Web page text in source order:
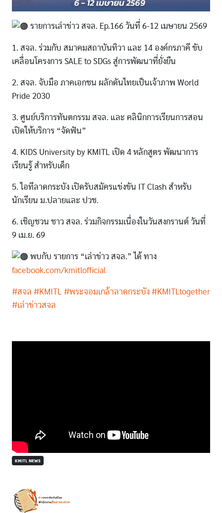
รายการเล่าข่าว สจล. Ep.166 วันที่ 6-12 เมษายน 2569
1. สจล. ร่วมกับ สมาคมสถาบันทิวา และ 14 องค์กรภาคี ขับ
เคลื่อนโครงการ SALE to SDGs สู่การพัฒนาที่ยั่งยืน
2. สจล. จับมือ ภาคเอกชน ผลักดันไทยเป็นเจ้าภาพ World
Pride 2030
3. ศูนย์บริการทันตกรรม สจล. และ คลินิกการเรียนการสอน
เปิดให้บริการ “จัดฟัน”
4. KIDS University by KMITL เปิด 4 หลักสูตร พัฒนาการ
เรียนรู้ สำหรับเด็ก
5. ไอทีลาดกระบัง เปิดรับสมัครแข่งขัน IT Clash สำหรับ
นักเรียน ม.ปลายและ ปวช.
6. เชิญชวน ชาว สจล. ร่วมกิจกรรมเนื่องในวันสงกรานต์ วันที่
9 เม.ย. 69
พบกับ รายการ “เล่าข่าว สจล.” ได้ ทาง
facebook.com/kmitlofficial
#สจล #KMITL #พระจอมเกล้าลาดกระบัง #KMITLtogether
#เล่าข่าวสจล
KMITL NEWS